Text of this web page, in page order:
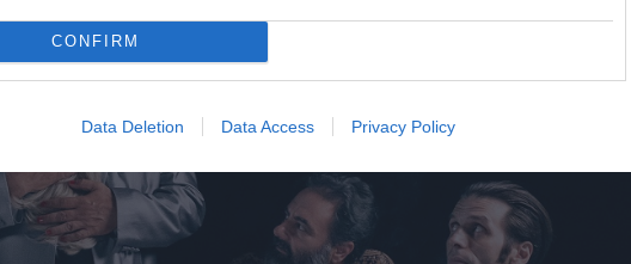
CONFIRM
Data Deletion Data Access Privacy Policy